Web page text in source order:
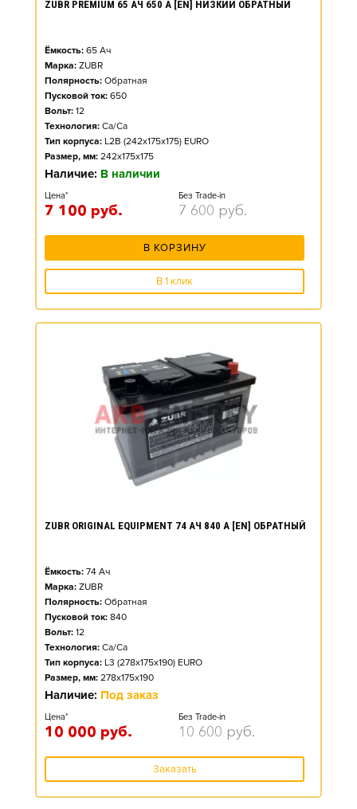
ZUBR PREMIUM 65 АЧ 650 А [EN] НИЗКИЙ ОБРАТНЫЙ
Ёмкость: 65 Ач
Марка: ZUBR
Полярность: Обратная
Пусковой ток: 650
Вольт: 12
Технология: Ca/Ca
Тип корпуса: L2B (242x175x175) EURO
Размер, мм: 242x175x175
Наличие: В наличии
Цена*
7 100 руб.
Без Trade-in
7 600 руб.
В КОРЗИНУ
В 1 клик
ZUBR ORIGINAL EQUIPMENT 74 АЧ 840 А [EN] ОБРАТНЫЙ
Ёмкость: 74 Ач
Марка: ZUBR
Полярность: Обратная
Пусковой ток: 840
Вольт: 12
Технология: Ca/Ca
Тип корпуса: L3 (278x175x190) EURO
Размер, мм: 278x175x190
Наличие: Под заказ
Цена*
10 000 руб.
Без Trade-in
10 600 руб.
Заказать